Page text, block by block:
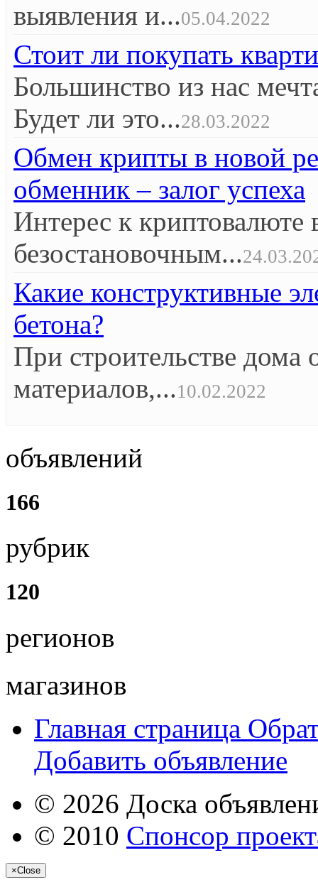
выявления и...05.04.2022
Стоит ли покупать
Большинство из нас
Будет ли это...28.03.2022
Обмен крипты в новой
обменник – залог успеха
Интерес к криптовалюте
безостановочным...
Какие конструктивные
бетона?
При строительстве
материалов,...10.02.2022
объявлений
166
рубрик
120
регионов
магазинов
Главная страница
Добавить объявление
© 2026 Доска
© 2010 Спонсор
×Close